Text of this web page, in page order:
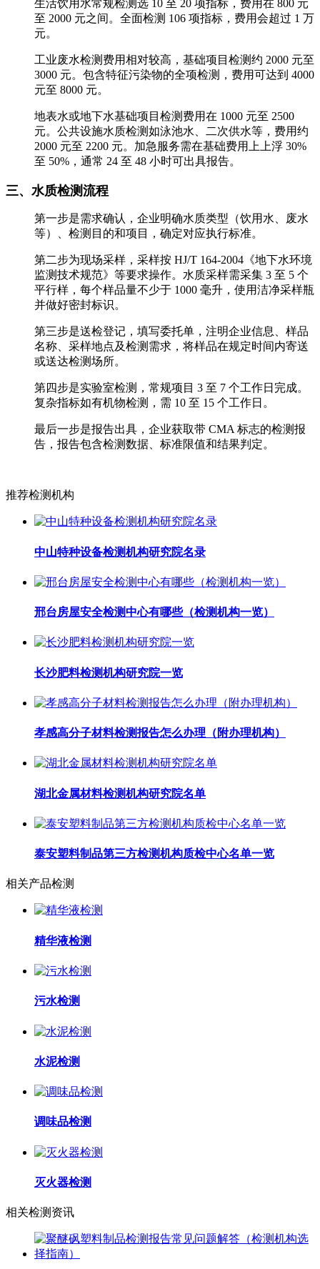
生活饮用水常规检测选 10 至 20 项指标，费用在 800 元
至 2000 元之间。全面检测 106 项指标，费用会超过 1 万
元。
工业废水检测费用相对较高，基础项目检测约 2000 元至
3000 元。包含特征污染物的全项检测，费用可达到 4000
元至 8000 元。
地表水或地下水基础项目检测费用在 1000 元至 2500
元。公共设施水质检测如泳池水、二次供水等，费用约
2000 元至 2200 元。加急服务需在基础费用上上浮 30%
至 50%，通常 24 至 48 小时可出具报告。
三、水质检测流程
第一步是需求确认，企业明确水质类型（饮用水、废水
等）、检测目的和项目，确定对应执行标准。
第二步为现场采样，采样按 HJ/T 164-2004《地下水环境
监测技术规范》等要求操作。水质采样需采集 3 至 5 个
平行样，每个样品量不少于 1000 毫升，使用洁净采样瓶
并做好密封标识。
第三步是送检登记，填写委托单，注明企业信息、样品
名称、采样地点及检测需求，将样品在规定时间内寄送
或送达检测场所。
第四步是实验室检测，常规项目 3 至 7 个工作日完成。
复杂指标如有机物检测，需 10 至 15 个工作日。
最后一步是报告出具，企业获取带 CMA 标志的检测报
告，报告包含检测数据、标准限值和结果判定。
推荐检测机构
中山特种设备检测机构研究院名录
邢台房屋安全检测中心有哪些（检测机构一览）
长沙肥料检测机构研究院一览
孝感高分子材料检测报告怎么办理（附办理机构）
湖北金属材料检测机构研究院名单
泰安塑料制品第三方检测机构质检中心名单一览
相关产品检测
精华液检测
污水检测
水泥检测
调味品检测
灭火器检测
相关检测资讯